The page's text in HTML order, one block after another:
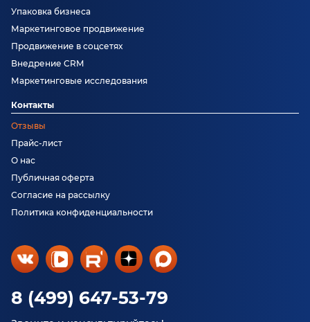
8 (499) 647-53-79
Упаковка бизнеса
Маркетинговое продвижение
Продвижение в соцсетях
Внедрение CRM
Маркетинговые исследования
Контакты
Отзывы
Прайс-лист
О нас
Публичная оферта
Согласие на рассылку
Политика конфиденциальности